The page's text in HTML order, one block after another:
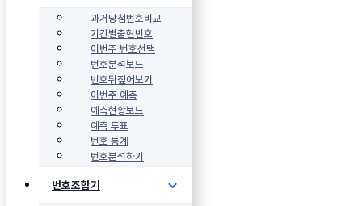
과거당첨번호비교
기간별출현번호
이번주 번호선택
번호분석보드
번호뒤짚어보기
이번주 예측
예측현황보드
예측 투표
번호 통계
번호분석하기
번호조합기